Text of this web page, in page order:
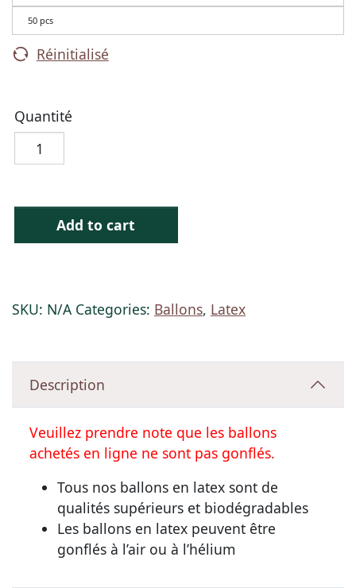
50 pcs
Réinitialisé
Quantité
Add to cart
SKU: N/A Categories: Ballons, Latex
Description
Veuillez prendre note que les ballons
achetés en ligne ne sont pas gonflés.
Tous nos ballons en latex sont de
qualités supérieurs et biodégradables
Les ballons en latex peuvent être
gonflés à l’air ou à l’hélium